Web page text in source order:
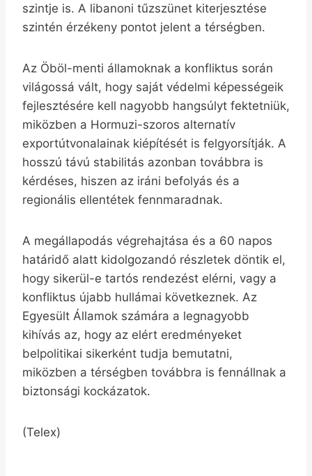
szintje is. A libanoni tűzszünet kiterjesztése
szintén érzékeny pontot jelent a térségben.
Az Öböl-menti államoknak a konfliktus során
világossá vált, hogy saját védelmi képességeik
fejlesztésére kell nagyobb hangsúlyt fektetniük,
miközben a Hormuzi-szoros alternatív
exportútvonalainak kiépítését is felgyorsítják. A
hosszú távú stabilitás azonban továbbra is
kérdéses, hiszen az iráni befolyás és a
regionális ellentétek fennmaradnak.
A megállapodás végrehajtása és a 60 napos
határidő alatt kidolgozandó részletek döntik el,
hogy sikerül-e tartós rendezést elérni, vagy a
konfliktus újabb hullámai következnek. Az
Egyesült Államok számára a legnagyobb
kihívás az, hogy az elért eredményeket
belpolitikai sikerként tudja bemutatni,
miközben a térségben továbbra is fennállnak a
biztonsági kockázatok.
(Telex)